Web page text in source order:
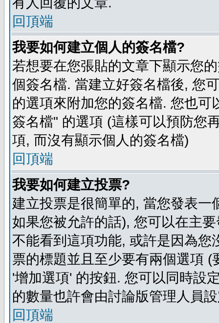
回頂端
我要如何建立個人的簽名檔?
若想要在您張貼的文章下顯示您
個簽名檔. 當建立好簽名檔後, 您
的選項來附加您的簽名檔. 您也
簽名檔" 的選項 (這樣可以預防您
項, 而沒有顯示個人的簽名檔)
回頂端
我要如何建立投票?
建立投票是很簡單的, 當您發表
如果您被允許的話), 您可以在主
不能看到這項功能, 或許是因為
票的標題並且至少要有兩個選項
'增加選項' 的按鈕. 您可以同時設
的數量也許會由討論版管理人員
回頂端